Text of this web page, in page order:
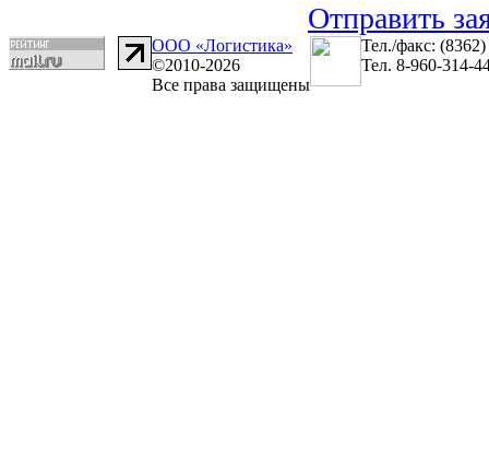
Отправить
ООО «Логистика»
©2010-2026
Все права защищены
Тел./факс:
Тел. 8-960-314-